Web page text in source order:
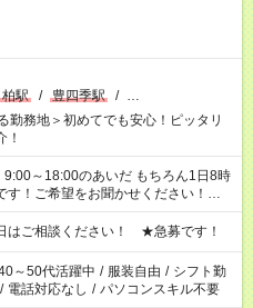
柏駅 / 豊四季駅 / …
勤務地＞初めてでも安心！ピッタリ
！
～18:00のあいだ もちろん1日8時
す！ご希望をお聞かせください！★家
合も遠慮なくご相談ください。 ※
必要です
はご相談ください！ ★急募です！
～50代活躍中 / 服装自由 / シフト勤
/ 電話対応なし / パソコンスキル不要